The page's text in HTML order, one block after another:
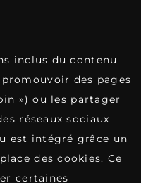
inclus du contenu
des pages
») ou les partager
réseaux sociaux
est intégré grâce un
des cookies. Ce
certaines